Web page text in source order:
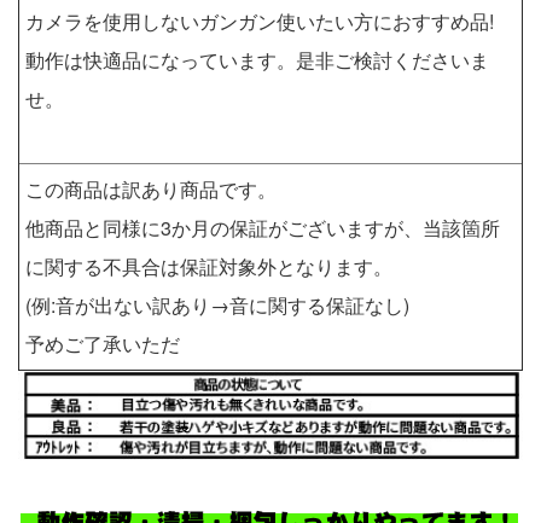
カメラを使用しないガンガン使いたい方におすすめ品!
動作は快適品になっています。是非ご検討くださいま
せ。
この商品は訳あり商品です。
他商品と同様に3か月の保証がございますが、当該箇所
に関する不具合は保証対象外となります。
(例:音が出ない訳あり→音に関する保証なし)
予めご了承いただ